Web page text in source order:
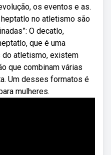
os eventos e as.
no atletismo são
O decatlo,
que é uma
do atletismo, existem
que combinam várias
Um desses formatos é
mulheres.